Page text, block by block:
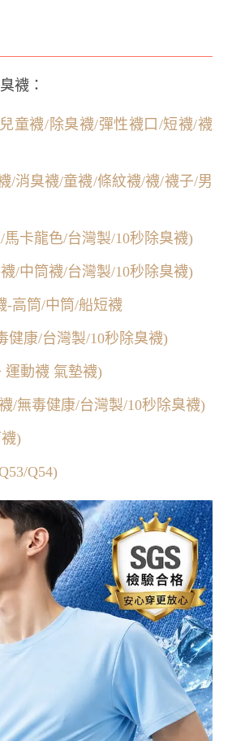
襪：
童襪/除臭襪/彈性襪口/短襪/襪
/消臭襪/童襪/條紋襪/襪/襪子/男
馬卡龍色/台灣製/10秒除臭襪)
/中筒襪/台灣製/10秒除臭襪)
-高筒/中筒/船短襪
健康/台灣製/10秒除臭襪)
運動襪 氣墊襪)
/無毒健康/台灣製/10秒除臭襪)
)
Q54)